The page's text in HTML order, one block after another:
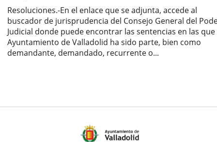
Resoluciones.-En el enlace que se adjunta, accede al
buscador de jurisprudencia del Consejo General del
Judicial donde puede encontrar las sentencias en las que
Ayuntamiento de Valladolid ha sido parte, bien como
demandante, demandado, recurrente o...